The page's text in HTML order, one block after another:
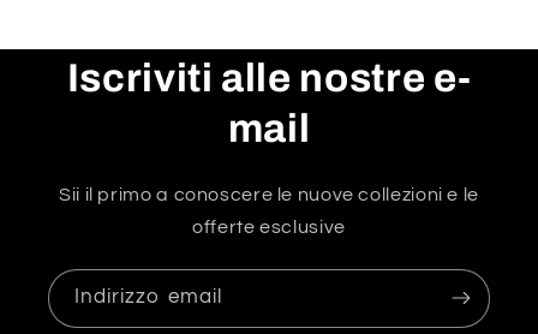
Iscriviti alle nostre e-
mail
Sii il primo a conoscere le nuove collezioni e le
offerte esclusive
Indirizzo email